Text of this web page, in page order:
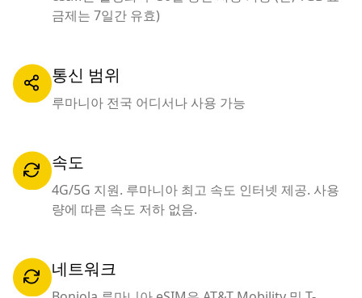
금제는 7일간 유효)
통신 범위
루마니아 전국 어디서나 사용 가능
속도
4G/5G 지원. 루마니아 최고 속도 인터넷 제공. 사용
량에 따른 속도 저하 없음.
네트워크